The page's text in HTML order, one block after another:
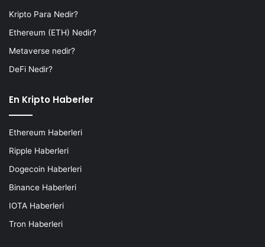
Kripto Para Nedir?
Ethereum (ETH) Nedir?
Metaverse nedir?
DeFi Nedir?
En Kripto Haberler
Ethereum Haberleri
Ripple Haberleri
Dogecoin Haberleri
Binance Haberleri
IOTA Haberleri
Tron Haberleri